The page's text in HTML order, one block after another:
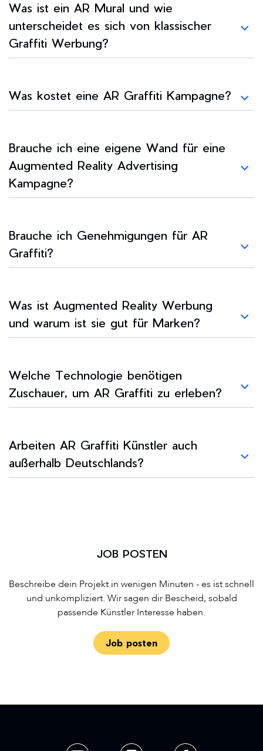
Was ist ein AR Mural und wie
unterscheidet es sich von klassischer
Graffiti Werbung?
Was kostet eine AR Graffiti Kampagne?
Brauche ich eine eigene Wand für eine
Augmented Reality Advertising
Kampagne?
Brauche ich Genehmigungen für AR
Graffiti?
Was ist Augmented Reality Werbung
und warum ist sie gut für Marken?
Welche Technologie benötigen
Zuschauer, um AR Graffiti zu erleben?
Arbeiten AR Graffiti Künstler auch
außerhalb Deutschlands?
JOB POSTEN
Beschreibe dein Projekt in wenigen Minuten - es ist schnell
und unkompliziert. Wir sagen dir Bescheid, sobald
passende Künstler Interesse haben.
Job posten